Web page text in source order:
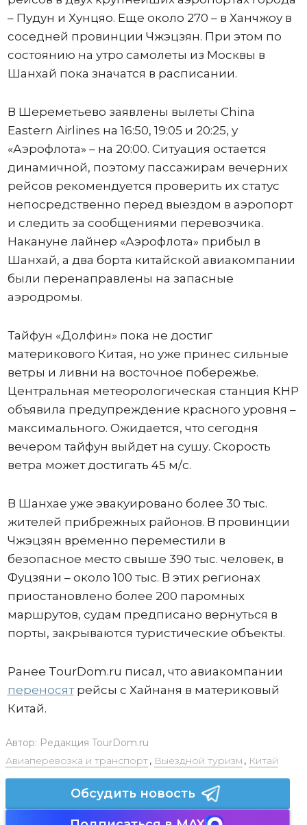
– Пудун и Хунцяо. Еще около 270 – в Ханчжоу в
соседней провинции Чжэцзян. При этом по
состоянию на утро самолеты из Москвы в
Шанхай пока значатся в расписании.
В Шереметьево заявлены вылеты China
Eastern Airlines на 16:50, 19:05 и 20:25, у
«Аэрофлота» – на 20:00. Ситуация остается
динамичной, поэтому пассажирам вечерних
рейсов рекомендуется проверить их статус
непосредственно перед выездом в аэропорт
и следить за сообщениями перевозчика.
Накануне лайнер «Аэрофлота» прибыл в
Шанхай, а два борта китайской авиакомпании
были перенаправлены на запасные
аэродромы.
Тайфун «Долфин» пока не достиг
материкового Китая, но уже принес сильные
ветры и ливни на восточное побережье.
Центральная метеорологическая станция КНР
объявила предупреждение красного уровня –
максимального. Ожидается, что сегодня
вечером тайфун выйдет на сушу. Скорость
ветра может достигать 45 м/с.
В Шанхае уже эвакуировано более 30 тыс.
жителей прибрежных районов. В провинции
Чжэцзян временно переместили в
безопасное место свыше 390 тыс. человек, в
Фуцзяни – около 100 тыс. В этих регионах
приостановлено более 200 паромных
маршрутов, судам предписано вернуться в
порты, закрываются туристические объекты.
Ранее TourDom.ru писал, что авиакомпании
переносятрейсы с Хайнаня в материковый
Китай.
Автор: Редакция TourDom.ru
Авиаперевозка и транспорт, Выездной туризм , Китай
Обсудить новость